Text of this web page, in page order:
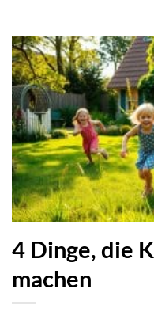
4 Dinge, die
machen